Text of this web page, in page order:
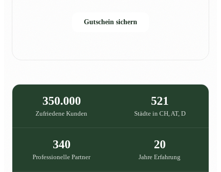
Gutschein sichern
350.000
Zufriedene Kunden
521
Städte in CH, AT, D
340
Professionelle Partner
20
Jahre Erfahrung